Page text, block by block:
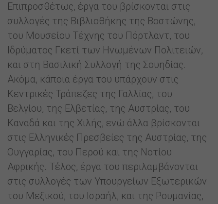
Επιπροσθέτως, έργα του βρίσκονται στις
συλλογές της Βιβλιοθήκης της Βοστώνης,
του Μουσείου Τέχνης του Πόρτλαντ, του
Ιδρύματος Γκετί των Ηνωμένων Πολιτειών,
και στη Βασιλική Συλλογή της Σουηδίας.
Ακόμα, κάποια έργα του υπάρχουν στις
Κεντρικές Τράπεζες της Γαλλίας, του
Βελγίου, της Ελβετίας, της Αυστρίας, του
Καναδά και της Χιλής, ενώ άλλα βρίσκονται
στις Ελληνικές Πρεσβείες της Αυστρίας, της
Ουγγαρίας, του Περού και της Νοτίου
Αφρικής. Τέλος, έργα του περιλαμβάνονται
στις συλλογές των Υπουργείων Εξωτερικών
του Μεξικού, του Ισραήλ, και της Ρουμανίας,